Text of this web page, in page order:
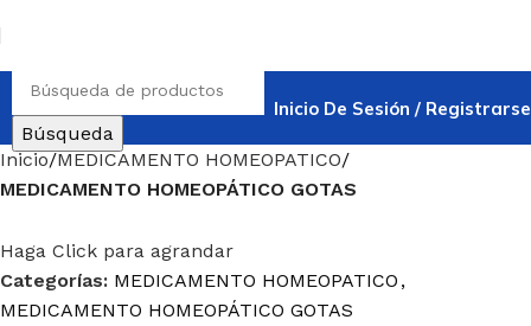
Búsqueda
Inicio De Sesión / Registrarse
Inicio MEDICAMENTO HOMEOPATICO
MEDICAMENTO HOMEOPÁTICO GOTAS
Haga Click para agrandar
Categorías: MEDICAMENTO HOMEOPATICO ,
MEDICAMENTO HOMEOPÁTICO GOTAS